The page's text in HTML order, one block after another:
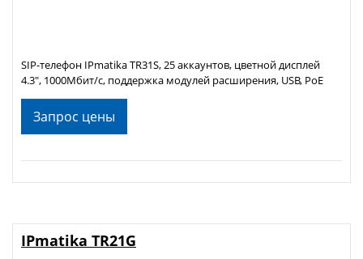
Запрос цены
SIP-телефон IPmatika TR31S, 25 аккаунтов, цветной дисплей
4.3", 1000Мбит/с, поддержка модулей расширения, USB, PoE
IPmatika TR21G